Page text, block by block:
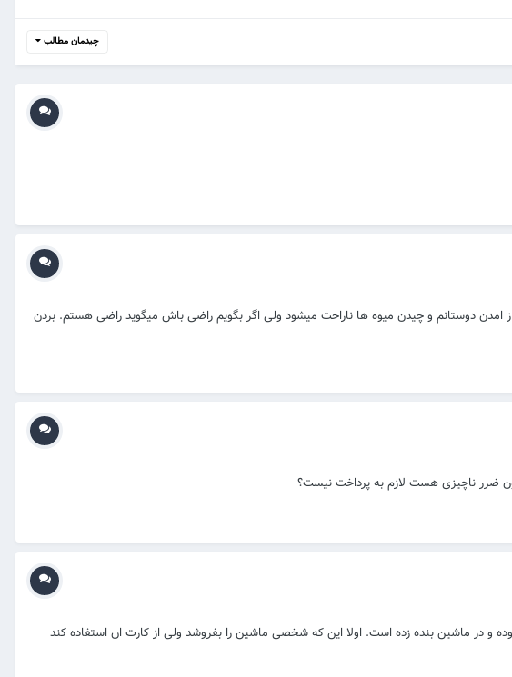
چیدمان مطالب
دوستانم و چیدن میوه ها ناراحت میشود ولی اگر بگویم راضی باش میگوید راضی هستم. بردن
ضرر ناچیزی هست لازم به پرداخت نیست؟
و در ماشین بنده زده است. اولا این که شخصی ماشین را بفروشد ولی از کارت ان استفاده کند